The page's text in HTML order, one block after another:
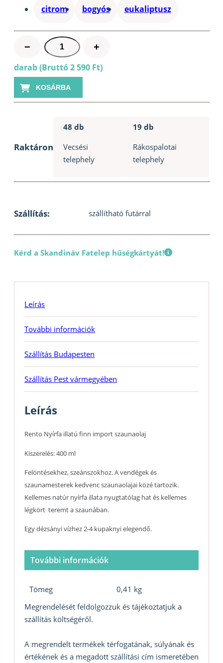
citrom bogyós eukaliptusz
−
Rento
nyír
szauna
illat
400ml
mennyiség
+
darab (Bruttó 2 590 Ft)
KOSÁRBA
Raktáron
48 db
Vecsési
telephely
19 db
Rákospalotai
telephely
Szállítás: szállítható futárral
Kérd a Skandináv Fatelep hűségkártyát!
Leírás
További információk
Szállítás Budapesten
Szállítás Pest vármegyében
Leírás
Rento Nyírfa illatú finn import szaunaolaj
Kiszerelés: 400 ml
Felöntésekhez, szeánszokhoz. A vendégek és
szaunamesterek kedvenc szaunaolajai közé tartozik.
Kellemes natúr nyírfa illata nyugtatólag hat és kellemes
légkört teremt a szaunában.
Egy dézsányi vízhez 2-4 kupaknyi elegendő.
További információk
Tömeg
0,41 kg
Megrendelését feldolgozzuk és tájékoztatjuk a
szállítás költségéről.
A megrendelt termékek térfogatának, súlyának és
értékének és a megadott szállítási cím ismeretében